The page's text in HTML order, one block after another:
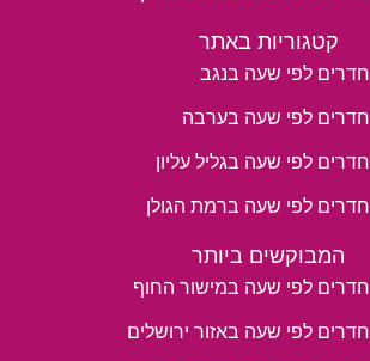
קטגוריות באתר
חדרים לפי שעה בנגב
חדרים לפי שעה בערבה
חדרים לפי שעה בגליל עליון
חדרים לפי שעה ברמת הגולן
המבוקשים ביותר
חדרים לפי שעה במישור החוף
חדרים לפי שעה באזור ירושלים